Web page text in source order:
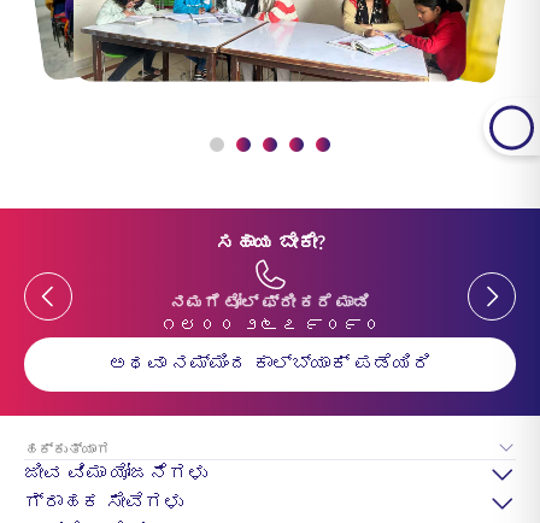
ಸಹಾಯ ಬೇಕೇ?
Previous
ನಮಗೆ ಟೋಲ್ ಫ್ರೀ ಕರೆ ಮಾಡಿ
೧೮೦೦ ೨೬೭ ೯೦೯೦
Previous
ಅಥವಾ ನಮ್ಮಿಂದ ಕಾಲ್‌ಬ್ಯಾಕ್ ಪಡೆಯಿರಿ
ಹಕ್ಕುತ್ಯಾಗ
ಜೀವ ವಿಮಾ ಯೋಜನೆಗಳು
ಗ್ರಾಹಕ ಸೇವೆಗಳು